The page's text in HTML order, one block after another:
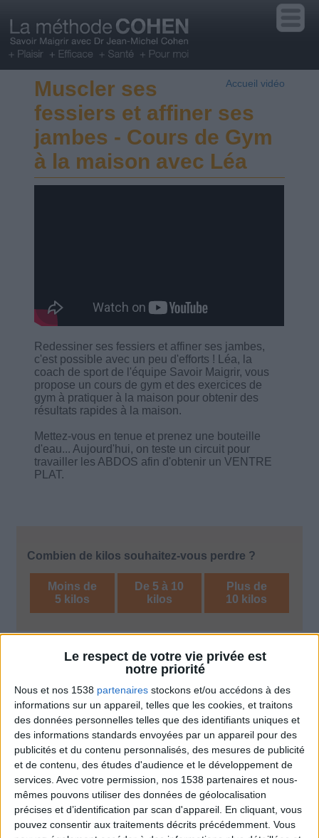
Le respect de votre vie privée est
notre priorité
Nous et nos 1538 partenaires stockons et/ou accédons à des
informations sur un appareil, telles que les cookies, et traitons
des données personnelles telles que des identifiants uniques et
des informations standards envoyées par un appareil pour des
publicités et du contenu personnalisés, des mesures de publicité
et de contenu, des études d'audience et le développement de
services. Avec votre permission, nos 1538 partenaires et nous-
mêmes pouvons utiliser des données de géolocalisation
précises et d’identification par scan d'appareil. En cliquant, vous
pouvez consentir aux traitements décrits précédemment. Vous
Accueil vidéo
Muscler ses
fessiers et affiner ses
jambes - Cours de Gym
à la maison avec Léa
Redessiner ses fessiers et affiner ses jambes,
c'est possible avec un peu d'efforts ! Léa, la
coach de sport de l'équipe Savoir Maigrir, vous
propose un cours de gym et des exercices de
gym à pratiquer à la maison pour obtenir des
résultats rapides à la maison.
Mettez-vous en tenue et prenez une bouteille
d'eau... Aujourd'hui, on teste un circuit pour
travailler les ABDOS afin d'obtenir un VENTRE
PLAT.
Combien de kilos souhaitez-vous perdre ?
Moins de
5 kilos
De 5 à 10
kilos
Plus de
10 kilos
Sport pour maigrir à la maison
Des exercices physiques efficaces à
pratiquer à la maison pour accompagner la
perte de poids et muscler des zones
spécifiques du corps.